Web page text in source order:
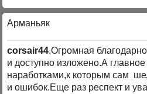
Арманьяк
corsair44,Огромная
и доступно изложено.А
наработками,к которым сам
и ошибок.Еще раз респект и